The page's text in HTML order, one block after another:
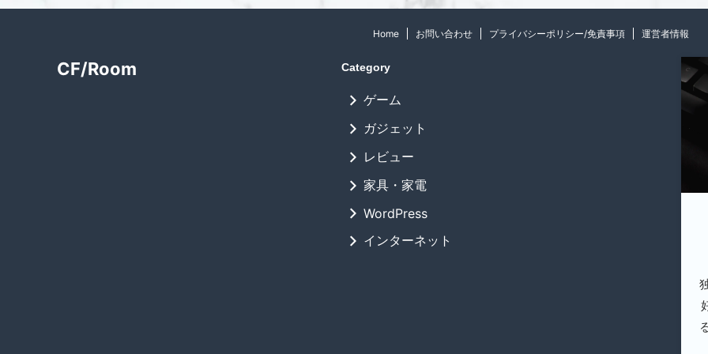
Home お問い合わせ プライバシーポリシー/免責事項 運営者情報
Category
ゲーム
ガジェット
レビュー
家具・家電
WordPress
インターネット
CF/Room